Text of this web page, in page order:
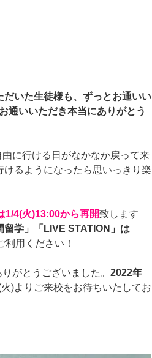
だいた生徒様も、ずっとお通いい
通いいただき本当にありがとう
に行ける日がなかなか戻って来
るようになったら思いっきり楽
1/4(火)13:00から再開致します
留学」「LIVE STATION」は
用ください！
がとうございました。 2022年
)よりご来校をお待ちいたしてお